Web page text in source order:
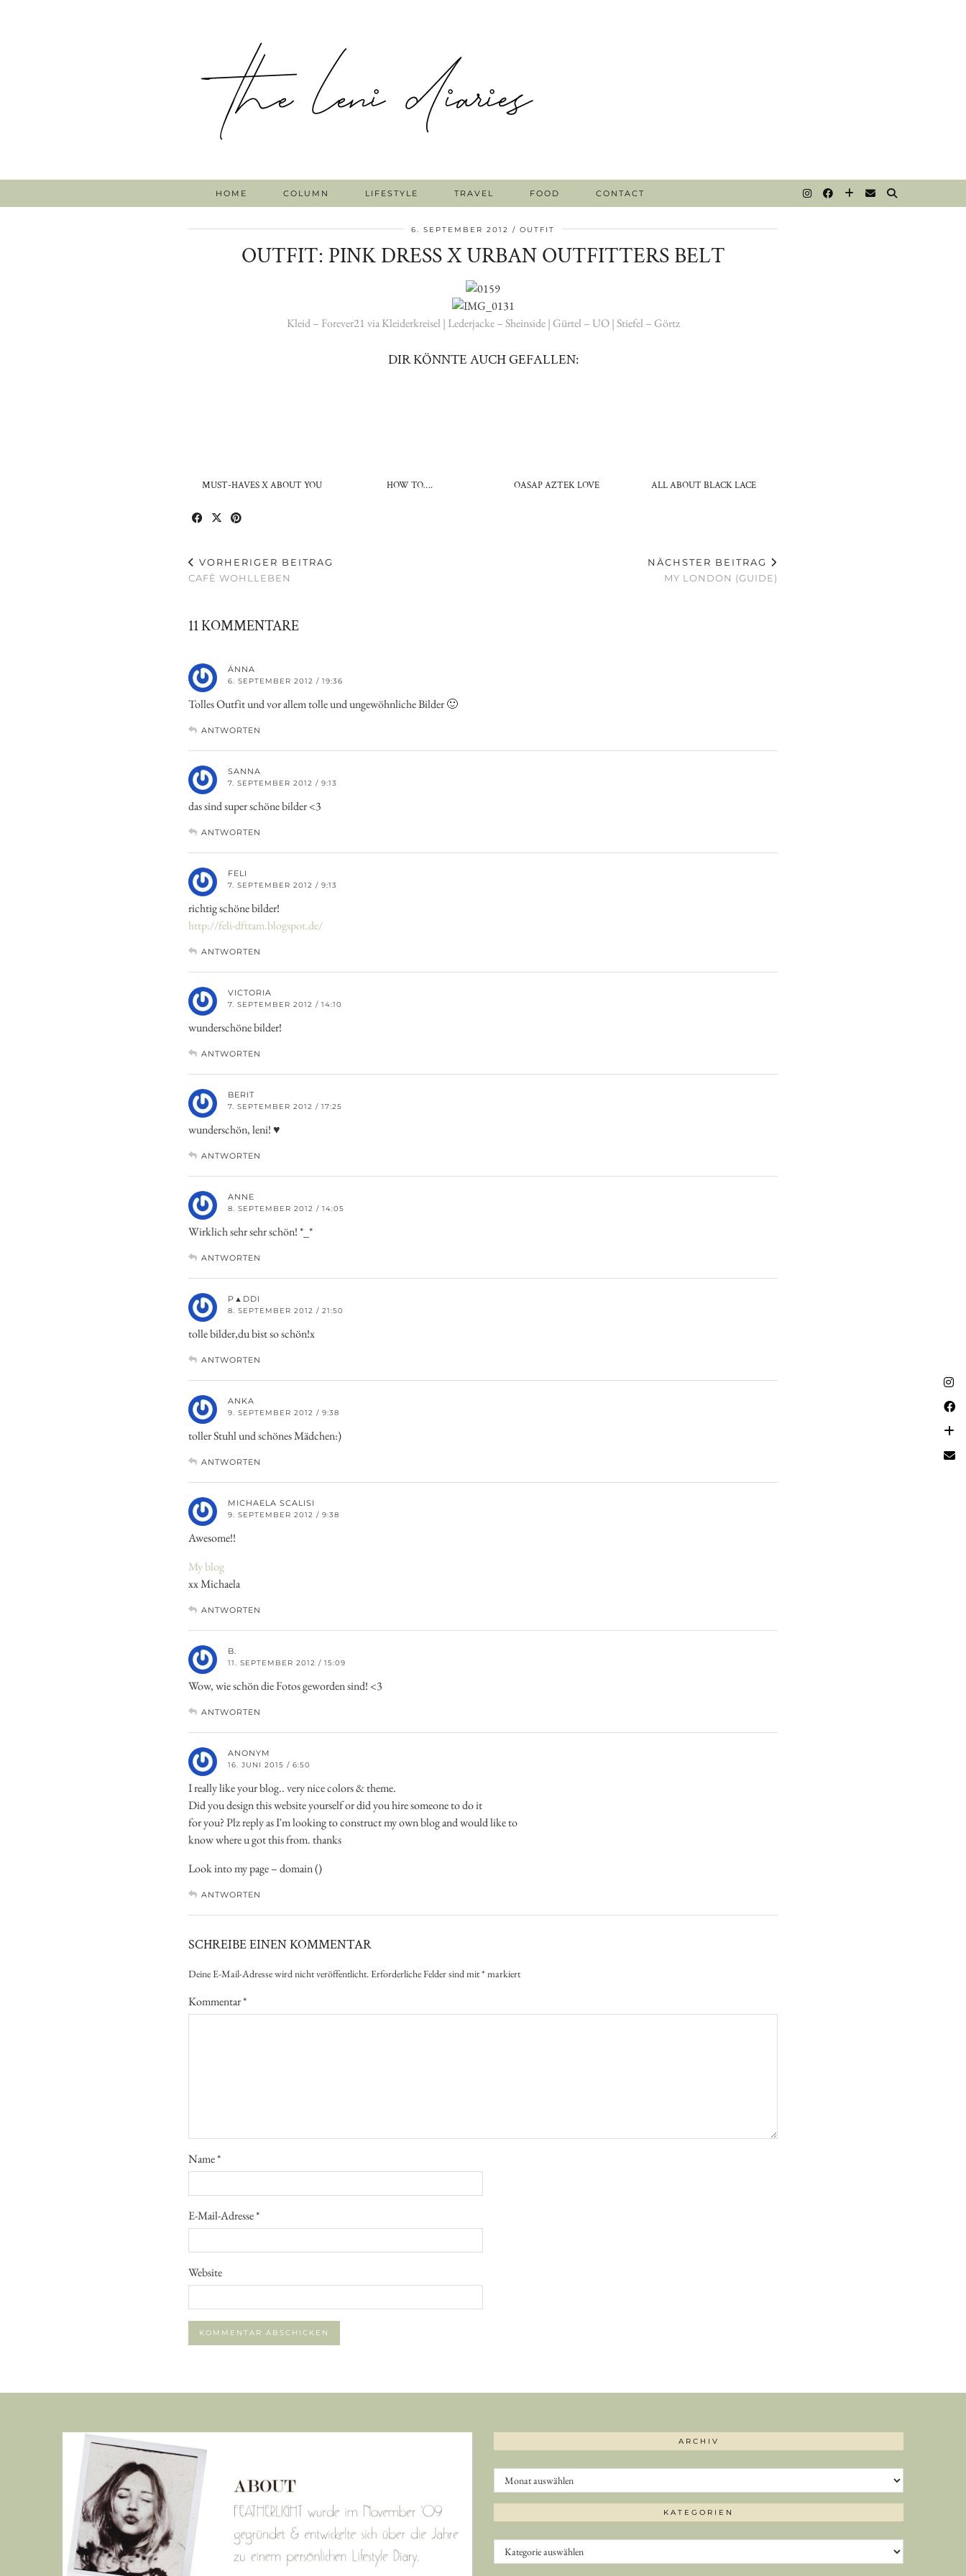
HOME COLUMN LIFESTYLE TRAVEL FOOD CONTACT
6. SEPTEMBER 2012 OUTFIT
OUTFIT: PINK DRESS X URBAN OUTFITTERS BELT
Kleid – Forever21 via Kleiderkreisel | Lederjacke – Sheinside | Gürtel – UO | Stiefel – Görtz
DIR KÖNNTE AUCH GEFALLEN:
MUST-HAVES X ABOUT YOU HOW TO…. OASAP AZTEK LOVE ALL ABOUT BLACK LACE
VORHERIGER BEITRAG
CAFÈ WOHLLEBEN
NÄCHSTER BEITRAG
MY LONDON (GUIDE)
11 KOMMENTARE
ÄNNA
6. SEPTEMBER 2012 / 19:36
Tolles Outfit und vor allem tolle und ungewöhnliche Bilder 🙂
ANTWORTEN
SANNA
7. SEPTEMBER 2012 / 9:13
das sind super schöne bilder <3
ANTWORTEN
FELI
7. SEPTEMBER 2012 / 9:13
richtig schöne bilder!
http://feli-dfttam.blogspot.de/
ANTWORTEN
VICTORIA
7. SEPTEMBER 2012 / 14:10
wunderschöne bilder!
ANTWORTEN
BERIT
7. SEPTEMBER 2012 / 17:25
wunderschön, leni! ♥
ANTWORTEN
ANNE
8. SEPTEMBER 2012 / 14:05
Wirklich sehr sehr schön! *_*
ANTWORTEN
P▲DDI
8. SEPTEMBER 2012 / 21:50
tolle bilder,du bist so schön!x
ANTWORTEN
ANKA
9. SEPTEMBER 2012 / 9:38
toller Stuhl und schönes Mädchen:)
ANTWORTEN
MICHAELA SCALISI
9. SEPTEMBER 2012 / 9:38
Awesome!!
My blog
xx Michaela
ANTWORTEN
B.
11. SEPTEMBER 2012 / 15:09
Wow, wie schön die Fotos geworden sind! <3
ANTWORTEN
ANONYM
16. JUNI 2015 / 6:50
I really like your blog.. very nice colors & theme.
Did you design this website yourself or did you hire someone to do it
for you? Plz reply as I'm looking to construct my own blog and would like to
know where u got this from. thanks
Look into my page – domain ()
ANTWORTEN
SCHREIBE EINEN KOMMENTAR
Deine E-Mail-Adresse wird nicht veröffentlicht.Erforderliche Felder sind mit* markiert
Kommentar*
Name*
E-Mail-Adresse*
Website
ARCHIV
Archiv
KATEGORIEN
Kategorien